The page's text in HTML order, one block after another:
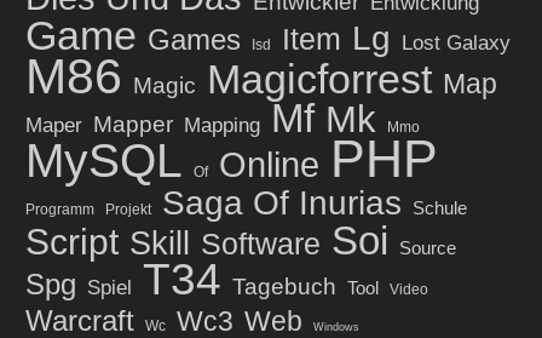
Game Games Isd Item Lg Lost Galaxy
M86 Magic Magicforrest Map
Maper Mapper Mapping Mf Mk Mmo
MySQL Of Online PHP
Programm Projekt Saga Of Inurias Schule
Script Skill Software Soi Source
Spg Spiel T34 Tagebuch Tool Video
Warcraft Wc Wc3 Web Windows